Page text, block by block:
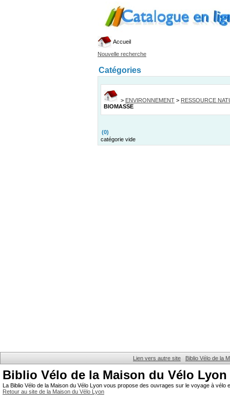
Accueil
Nouvelle recherche
Catégories
> ENVIRONNEMENT > RESSOURCE
BIOMASSE
(0)
catégorie vide
Lien vers autre site Biblio Vélo de la
Biblio Vélo de la Maison du Vélo Lyon
La Biblio Vélo de la Maison du Vélo Lyon vous propose des ouvrages sur le voyage à
Retour au site de la Maison du Vélo Lyon